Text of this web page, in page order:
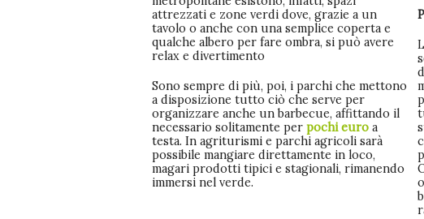
attrezzati e zone verdi dove, grazie a un
tavolo o anche con una semplice coperta e
qualche albero per fare ombra, si può avere
relax e divertimento
Sono sempre di più, poi, i parchi che mettono
a disposizione tutto ciò che serve per
organizzare anche un barbecue, affittando il
necessario solitamente per pochi euro a
testa. In agriturismi e parchi agricoli sarà
possibile mangiare direttamente in loco,
magari prodotti tipici e stagionali, rimanendo
immersi nel verde.